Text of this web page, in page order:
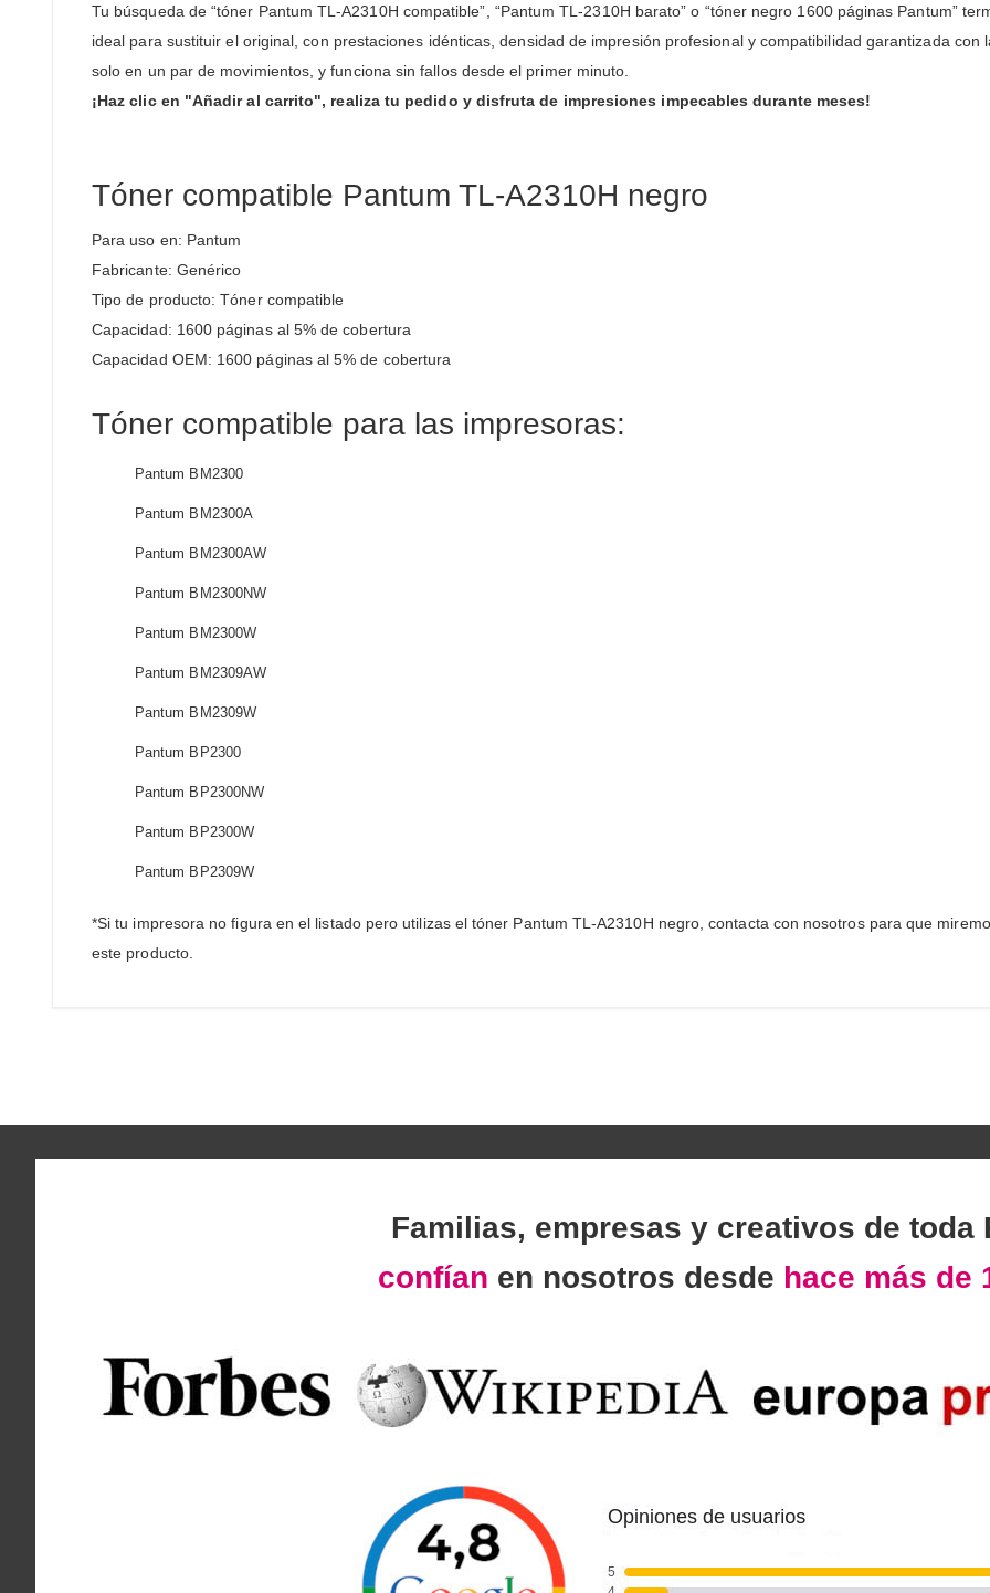
Tu búsqueda de “tóner Pantum TL-A2310H compatible”, “Pantum TL‑2310H barato” o “tóner negro 1600 páginas Pantum”
ideal para sustituir el original, con prestaciones idénticas, densidad de impresión profesional y compatibilidad garantizada
solo en un par de movimientos, y funciona sin fallos desde el primer minuto.
¡Haz clic en "Añadir al carrito", realiza tu pedido y disfruta de impresiones impecables durante meses!
Tóner compatible Pantum TL-A2310H negro
Para uso en: Pantum
Fabricante: Genérico
Tipo de producto: Tóner compatible
Capacidad: 1600 páginas al 5% de cobertura
Capacidad OEM: 1600 páginas al 5% de cobertura
Tóner compatible para las impresoras:
Pantum BM2300
Pantum BM2300A
Pantum BM2300AW
Pantum BM2300NW
Pantum BM2300W
Pantum BM2309AW
Pantum BM2309W
Pantum BP2300
Pantum BP2300NW
Pantum BP2300W
Pantum BP2309W
*Si tu impresora no figura en el listado pero utilizas el tóner Pantum TL-A2310H negro, contacta con nosotros para que
este producto.
Familias, empresas y creativos de toda
confían en nosotros desde hace más de